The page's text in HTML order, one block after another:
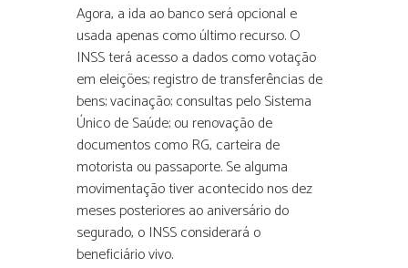
Agora, a ida ao banco será opcional e
usada apenas como último recurso. O
INSS terá acesso a dados como votação
em eleições; registro de transferências de
bens; vacinação; consultas pelo Sistema
Único de Saúde; ou renovação de
documentos como RG, carteira de
motorista ou passaporte. Se alguma
movimentação tiver acontecido nos dez
meses posteriores ao aniversário do
segurado, o INSS considerará o
beneficiário vivo.